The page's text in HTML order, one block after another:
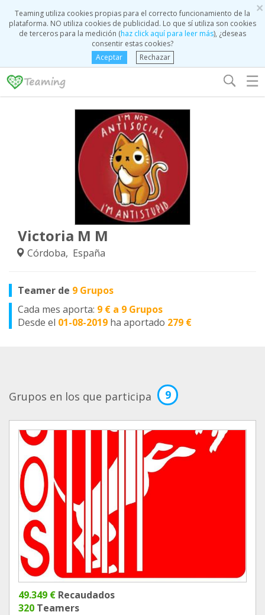
×
Teaming utiliza cookies propias para el correcto funcionamiento de la
plataforma. NO utiliza cookies de publicidad. Lo que sí utiliza son cookies
de terceros para la medición (haz click aquí para leer más), ¿deseas
consentir estas cookies?
Aceptar
Rechazar
☰
Victoria M M
Córdoba, España
Teamer de 9 Grupos
Cada mes aporta: 9 € a 9 Grupos
Desde el 01-08-2019 ha aportado 279 €
Grupos en los que participa 9
49.349 € Recaudados
320 Teamers